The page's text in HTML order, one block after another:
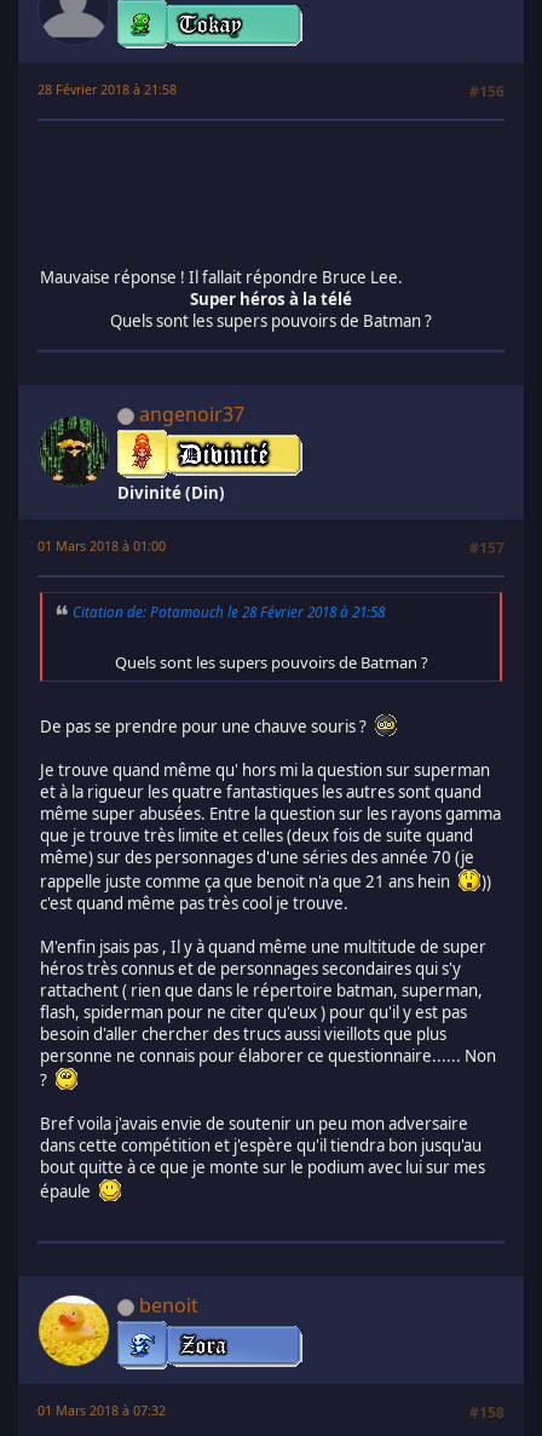
28 Février 2018 à 21:58 #156
Mauvaise réponse ! Il fallait répondre Bruce Lee.
Super héros à la télé
Quels sont les supers pouvoirs de Batman ?
angenoir37
Divinité (Din)
01 Mars 2018 à 01:00 #157
Citation de: Potamouch le 28 Février 2018 à 21:58
Quels sont les supers pouvoirs de Batman ?
De pas se prendre pour une chauve souris ?
Je trouve quand même qu' hors mi la question sur superman
et à la rigueur les quatre fantastiques les autres sont quand
même super abusées. Entre la question sur les rayons gamma
que je trouve très limite et celles (deux fois de suite quand
même) sur des personnages d'une séries des année 70 (je
rappelle juste comme ça que benoit n'a que 21 ans hein
))
c'est quand même pas très cool je trouve.
M'enfin jsais pas , Il y à quand même une multitude de super
héros très connus et de personnages secondaires qui s'y
rattachent ( rien que dans le répertoire batman, superman,
flash, spiderman pour ne citer qu'eux ) pour qu'il y est pas
besoin d'aller chercher des trucs aussi vieillots que plus
personne ne connais pour élaborer ce questionnaire...... Non
?
Bref voila j'avais envie de soutenir un peu mon adversaire
dans cette compétition et j'espère qu'il tiendra bon jusqu'au
bout quitte à ce que je monte sur le podium avec lui sur mes
épaule
benoit
01 Mars 2018 à 07:32 #158